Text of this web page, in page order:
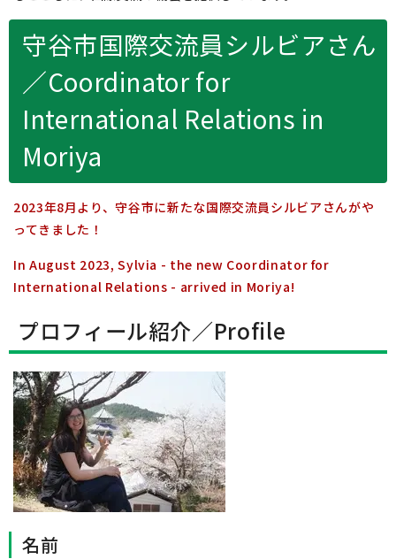
守谷市国際交流員シルビアさん
／Coordinator for
International Relations in
Moriya
2023年8月より、守谷市に新たな国際交流員シルビアさんがや
ってきました！
In August 2023, Sylvia - the new Coordinator for
International Relations - arrived in Moriya!
プロフィール紹介／Profile
名前